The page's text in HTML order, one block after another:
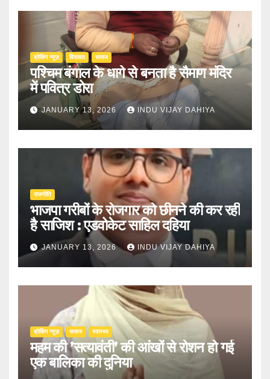
ब्रेकिंग न्यूज़ ‍‍विरासत समाज
पश्चिम बंगाल के धागे से बनता है सैमाण मंदिर
में पवित्र डोरा
JANUARY 13, 2026 INDU VIJAY DAHIYA
राजनीति
भाजपा गरीबों के रोजगार को छीनने की कर रही
है साजिश : एडवोकेट साहिल दहिया
JANUARY 13, 2026 INDU VIJAY DAHIYA
ब्रेकिंग न्यूज़ समाज स्वास्थ्य
महम की ’सत्यावंती’ की आंखों से रोशन हो गई
एक बालिका की दुनिया